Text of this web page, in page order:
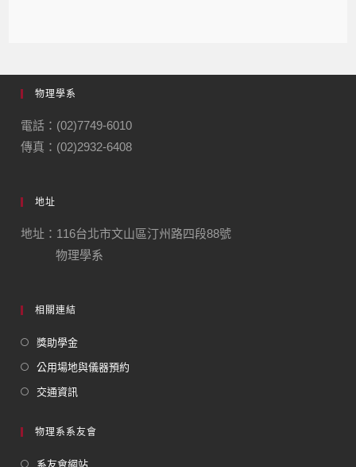
物理學系
電話：(02)7749-6010
傳真：(02)2932-6408
地址
地址：116台北市文山區汀州路四段88號
物理學系
相關連結
獎助學金
公用場地與儀器預約
交通資訊
物理系系友會
系友會網站